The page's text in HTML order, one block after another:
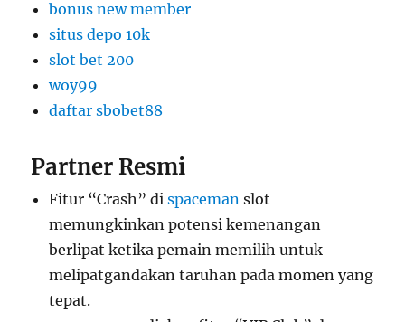
bonus new member
situs depo 10k
slot bet 200
woy99
daftar sbobet88
Partner Resmi
Fitur “Crash” dispaceman slot
memungkinkan potensi kemenangan
berlipat ketika pemain memilih untuk
melipatgandakan taruhan pada momen yang
tepat.